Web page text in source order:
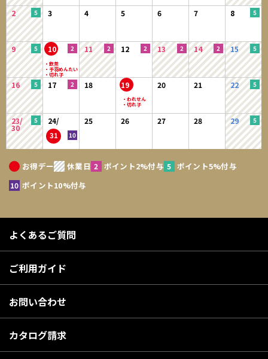
2 3 4 5 6 7 8
9 10 11 12 13 14 15
16 17 18 19 20 21 22
23/
30
24/
31
25 26 27 28 29
お得デー 休業日 ポイント2%付与
ポイント5%付与
ポイント10%付与
よくあるご質問
ご利用ガイド
お問い合わせ
カタログ請求